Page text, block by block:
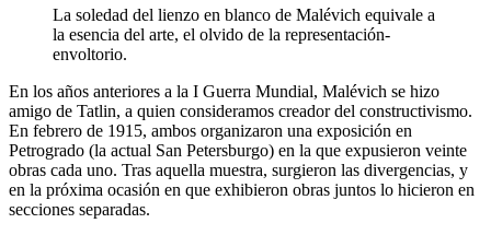
La soledad del lienzo en blanco de Malévich equivale a
la esencia del arte, el olvido de la representación-
envoltorio.
En los años anteriores a la I Guerra Mundial, Malévich se hizo
amigo de Tatlin, a quien consideramos creador del constructivismo.
En febrero de 1915, ambos organizaron una exposición en
Petrogrado (la actual San Petersburgo) en la que expusieron veinte
obras cada uno. Tras aquella muestra, surgieron las divergencias, y
en la próxima ocasión en que exhibieron obras juntos lo hicieron en
secciones separadas.